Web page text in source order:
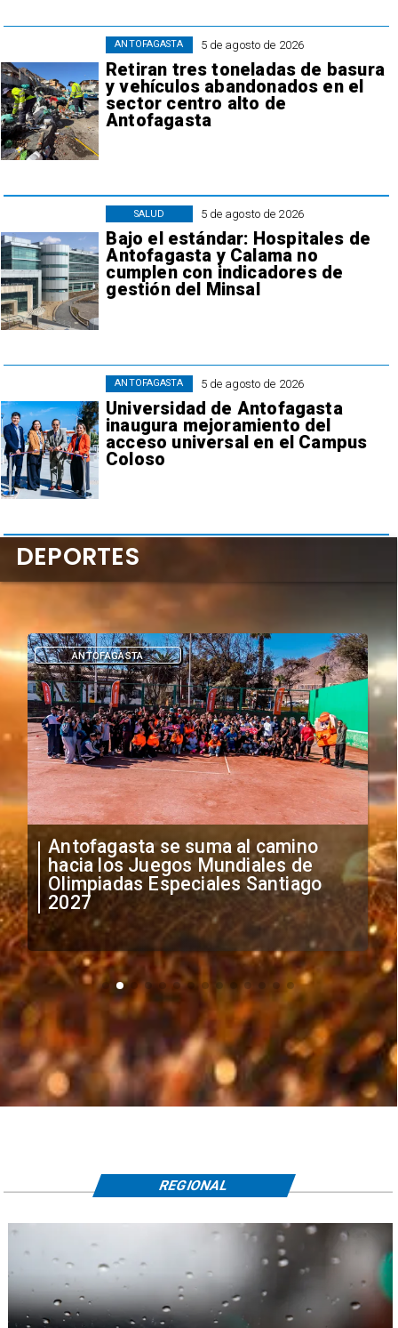
5 de agosto de 2026
Retiran tres toneladas de basura
y vehículos abandonados en el
sector centro alto de
Antofagasta
ANTOFAGASTA
5 de agosto de 2026
Bajo el estándar: Hospitales de
Antofagasta y Calama no
cumplen con indicadores de
gestión del Minsal
SALUD
5 de agosto de 2026
Universidad de Antofagasta
inaugura mejoramiento del
acceso universal en el Campus
Coloso
ANTOFAGASTA
"Falta de profesionalismo": Sifup
anuncia medidas por situación
irregular de futbolistas
extranjeros
DEPORTES
DEPORTES
REGIONAL